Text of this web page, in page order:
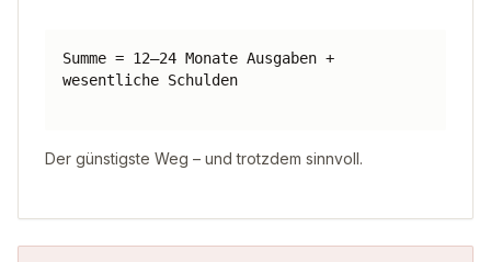
Summe = 12–24 Monate Ausgaben +
wesentliche Schulden
Der günstigste Weg – und trotzdem sinnvoll.